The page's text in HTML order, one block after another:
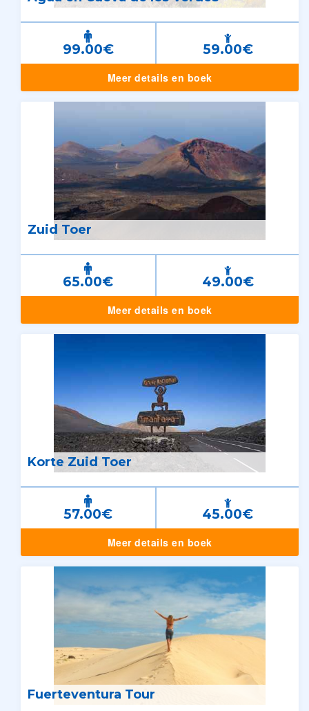
99.00€ 59.00€
Meer details en boek
Zuid Toer
65.00€ 49.00€
Meer details en boek
Korte Zuid Toer
57.00€ 45.00€
Meer details en boek
Fuerteventura Tour